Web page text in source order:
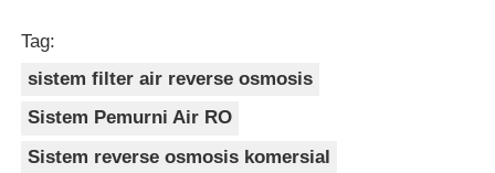
complaints from customers, and very few
returns. Great product to carry!
Tag:
sistem filter air reverse osmosis
Sistem Pemurni Air RO
Sistem reverse osmosis komersial